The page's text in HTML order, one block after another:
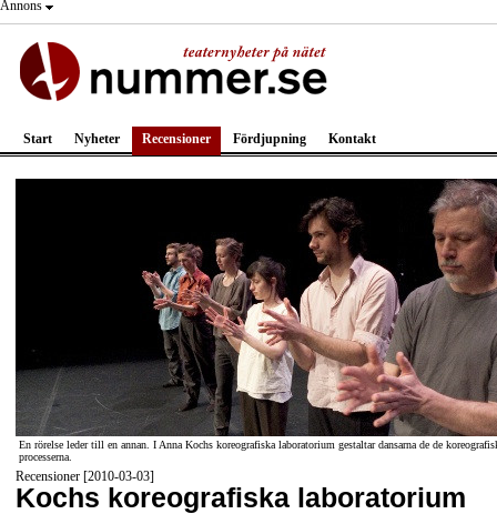
Annons
Start Nyheter Recensioner Fördjupning Kontakt
En rörelse leder till en annan. I Anna Kochs koreografiska laboratorium gestaltar dansarna de de
processerna.
Recensioner [2010-03-03]
Kochs koreografiska laboratorium